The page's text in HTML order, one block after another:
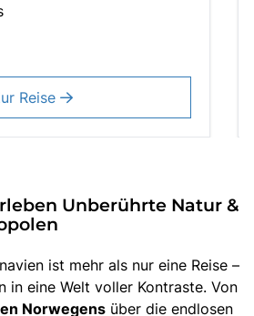
Reise
Unberührte Natur &
ist mehr als nur eine Reise –
in eine Welt voller Kontraste. Von
Norwegens über die endlosen